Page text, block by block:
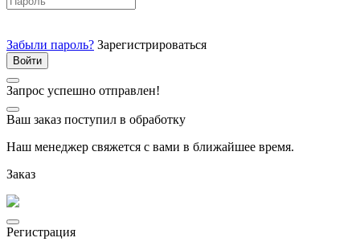
Забыли пароль? Зарегистрироваться
Запрос успешно отправлен!
Ваш заказ поступил в обработку
Наш менеджер свяжется с вами в ближайшее время.
Заказ
Регистрация